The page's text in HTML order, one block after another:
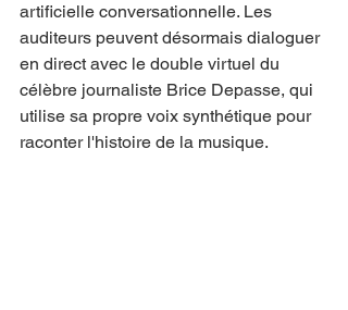
artificielle conversationnelle. Les
auditeurs peuvent désormais dialoguer
en direct avec le double virtuel du
célèbre journaliste Brice Depasse, qui
utilise sa propre voix synthétique pour
raconter l'histoire de la musique.